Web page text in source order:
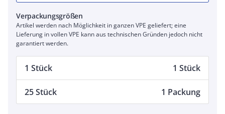
Verpackungsgrößen
Artikel werden nach Möglichkeit in ganzen VPE geliefert; eine
Lieferung in vollen VPE kann aus technischen Gründen jedoch nicht
garantiert werden.
1 Stück 1 Stück
25 Stück 1 Packung